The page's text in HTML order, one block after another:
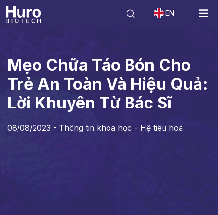
EN
Tin tức
Mẹo Chữa Táo Bón Cho
Trẻ An Toàn Và Hiệu Quả:
Lời Khuyên Từ Bác Sĩ
08/08/2023 - Thông tin khoa học - Hệ tiêu hoá